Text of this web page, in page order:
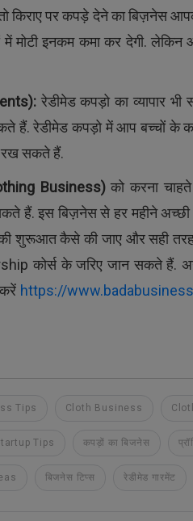
किराए पर कपड़े देने का बिज़नेस
मोटी इनकम कमा कर देगी.
रेडीमेड कपड़ो का व्यापार
हैं. रेडीमेड कपड़ो में आप बच्चों के
रख सकते हैं.
Business)को करना
इस बिज़नेस से हर महीने अच्छी
की शुरूआत कैसे की जाए और सही
कोर्स के जरिए जान सकते हैं.
https://
Tips Cloth Business
Tips कपड़ों का बिजनेस
बिजनेस टिप्स रेडीमेड गारमेंट